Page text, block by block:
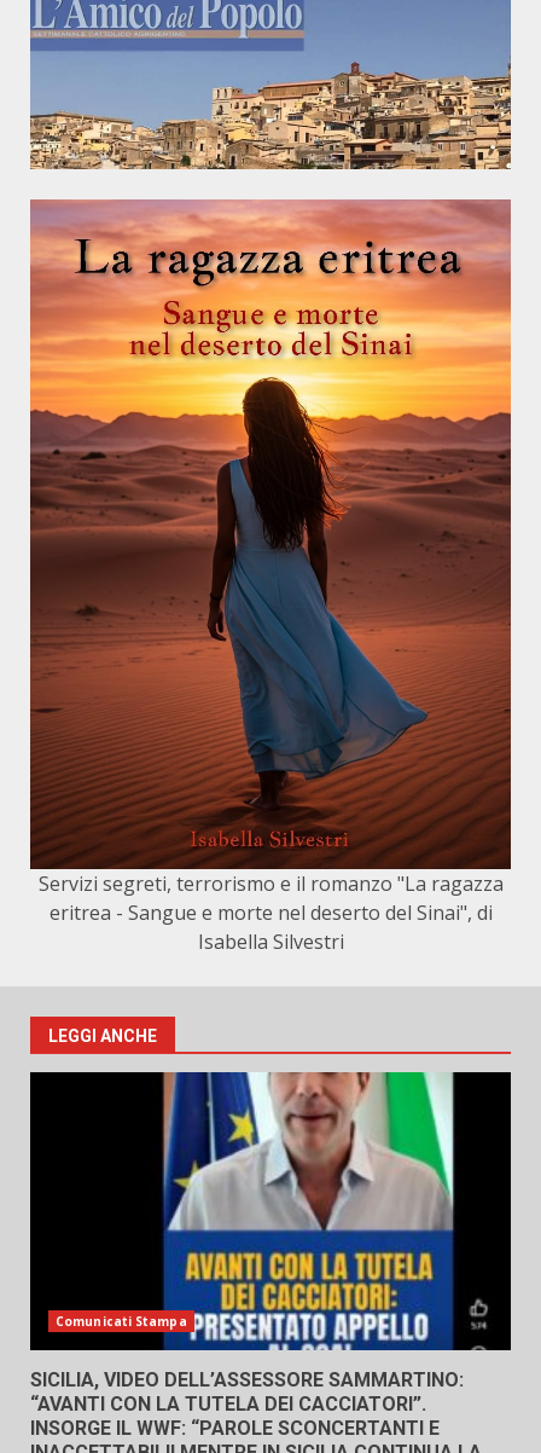
Servizi segreti, terrorismo e il romanzo "La ragazza
eritrea - Sangue e morte nel deserto del Sinai", di
Isabella Silvestri
LEGGI ANCHE
Comunicati Stampa
SICILIA, VIDEO DELL’ASSESSORE SAMMARTINO:
“AVANTI CON LA TUTELA DEI CACCIATORI”.
INSORGE IL WWF: “PAROLE SCONCERTANTI E